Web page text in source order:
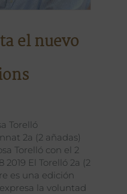
el nuevo
Torelló
2a (2 añadas)
Torelló con el 2
El Torelló 2a (2
es una edición
la voluntad